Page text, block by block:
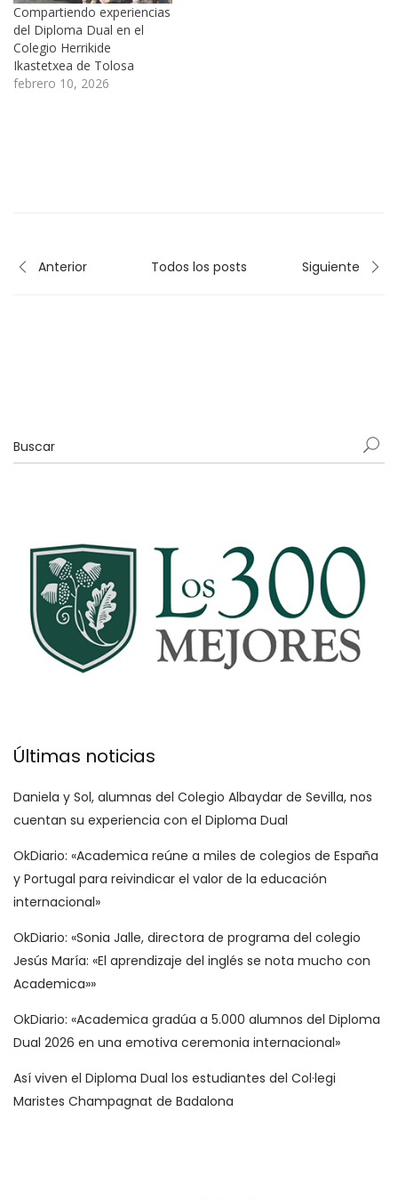
Compartiendo experiencias
del Diploma Dual en el
Colegio Herrikide
Ikastetxea de Tolosa
febrero 10, 2026
Anterior Todos los posts Siguiente
Últimas noticias
Daniela y Sol, alumnas del Colegio Albaydar de Sevilla, nos
cuentan su experiencia con el Diploma Dual
OkDiario: «Academica reúne a miles de colegios de España
y Portugal para reivindicar el valor de la educación
internacional»
OkDiario: «Sonia Jalle, directora de programa del colegio
Jesús María: «El aprendizaje del inglés se nota mucho con
Academica»»
OkDiario: «Academica gradúa a 5.000 alumnos del Diploma
Dual 2026 en una emotiva ceremonia internacional»
Así viven el Diploma Dual los estudiantes del Col·legi
Maristes Champagnat de Badalona